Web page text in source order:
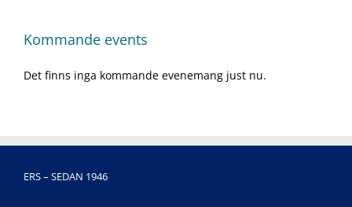
Kommande events
Det finns inga kommande evenemang just nu.
ERS – SEDAN 1946